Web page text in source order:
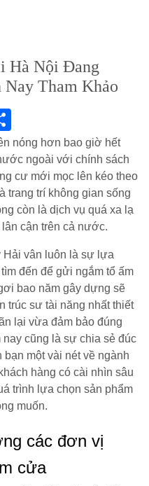
Hà Nội Đang
Tham Khảo
nóng hơn bao giờ hết
ngoài với chính sách
cư mới mọc lên kéo theo
trang trí không gian sống
còn là dịch vụ quá xa lạ
cận trên cả nước.
Hải vân luôn là sự lựa
đến để gửi ngắm tổ ấm
bao năm gây dựng sẽ
trúc sư tài năng nhất thiết
lại vừa đảm bảo đúng
cũng là sự chia sẻ đúc
một vài nét về ngành
hàng có cài nhìn sâu
trình lựa chọn sản phẩm
muốn.
các đơn vị
cửa